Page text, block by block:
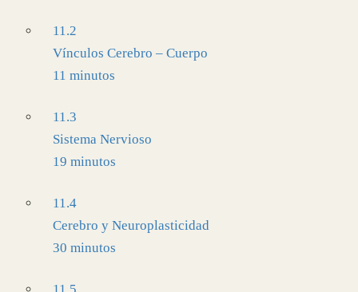
11.2
Vínculos Cerebro – Cuerpo
11 minutos
11.3
Sistema Nervioso
19 minutos
11.4
Cerebro y Neuroplasticidad
30 minutos